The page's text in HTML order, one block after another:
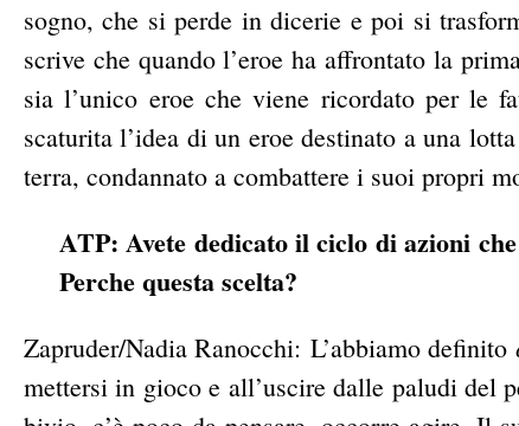
sogno, che si perde in dicerie e poi si
scrive che quando l’eroe ha affrontato la
sia l’unico eroe che viene ricordato per le
scaturita l’idea di un eroe destinato a una
terra, condannato a combattere i suoi propri
ATP: Avete dedicato il ciclo di azioni
Perche questa scelta?
Zapruder/Nadia Ranocchi: L’abbiamo definito
mettersi in gioco e all’uscire dalle paludi del